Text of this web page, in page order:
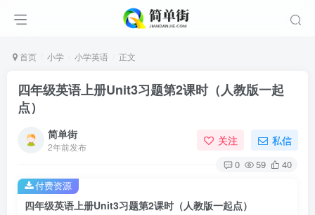
首页 小学 小学英语 正文
四年级英语上册Unit3习题第2课时（人教版一起
点）
简单街
2年前发布 关注 私信
0 59 40
四年级英语上册Unit3习题第2课时（人教版一起点）
付费资源